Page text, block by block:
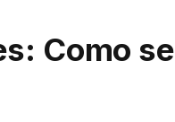
Como se